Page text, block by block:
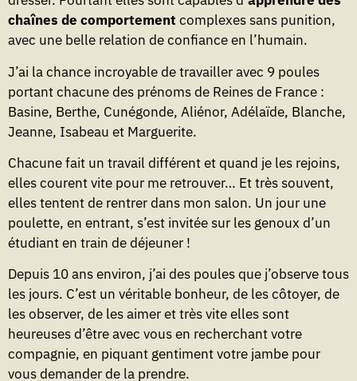
chaînes de comportement complexes sans punition,
avec une belle relation de confiance en l’humain.
J’ai la chance incroyable de travailler avec 9 poules
portant chacune des prénoms de Reines de France :
Basine, Berthe, Cunégonde, Aliénor, Adélaïde, Blanche,
Jeanne, Isabeau et Marguerite.
Chacune fait un travail différent et quand je les rejoins,
elles courent vite pour me retrouver… Et très souvent,
elles tentent de rentrer dans mon salon. Un jour une
poulette, en entrant, s’est invitée sur les genoux d’un
étudiant en train de déjeuner !
Depuis 10 ans environ, j’ai des poules que j’observe tous
les jours. C’est un véritable bonheur, de les côtoyer, de
les observer, de les aimer et très vite elles sont
heureuses d’être avec vous en recherchant votre
compagnie, en piquant gentiment votre jambe pour
vous demander de la prendre.